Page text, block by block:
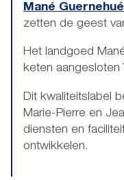
Mané
zetten de geest
Het landgoed
keten aangesloten
Dit kwaliteitslabel
Marie-Pierre en
diensten en
ontwikkelen.